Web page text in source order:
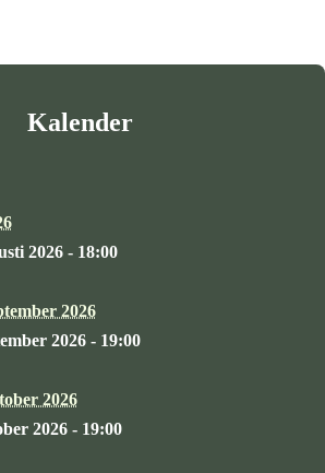
Kalender
2026 - 18:00
2026
2026 - 19:00
2026
2026 - 19:00